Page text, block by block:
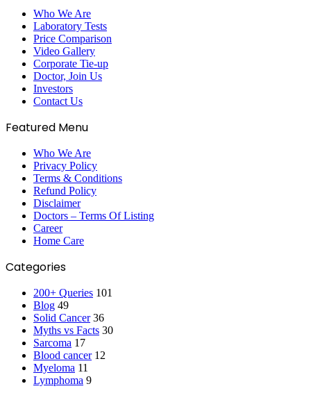
Who We Are
Laboratory Tests
Price Comparison
Video Gallery
Corporate Tie-up
Doctor, Join Us
Investors
Contact Us
Featured Menu
Who We Are
Privacy Policy
Terms & Conditions
Refund Policy
Disclaimer
Doctors – Terms Of Listing
Career
Home Care
Categories
200+ Queries 101
Blog 49
Solid Cancer 36
Myths vs Facts 30
Sarcoma 17
Blood cancer 12
Myeloma 11
Lymphoma 9